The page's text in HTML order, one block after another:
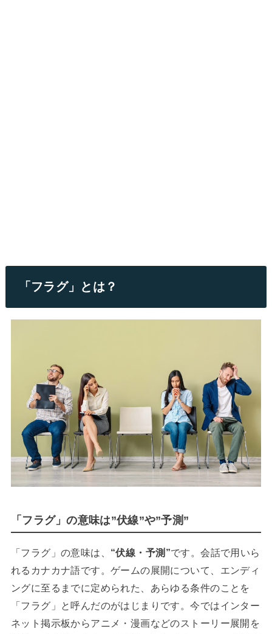
「フラグ」とは？
「フラグ」の意味は”伏線”や”予測”
「フラグ」の意味は、 “伏線・予測”です。会話で用いら
れるカナカナ語です。ゲームの展開について、エンディ
ングに至るまでに定められた、あらゆる条件のことを
「フラグ」と呼んだのがはじまりです。今ではインター
ネット掲示板からアニメ・漫画などのストーリー展開を